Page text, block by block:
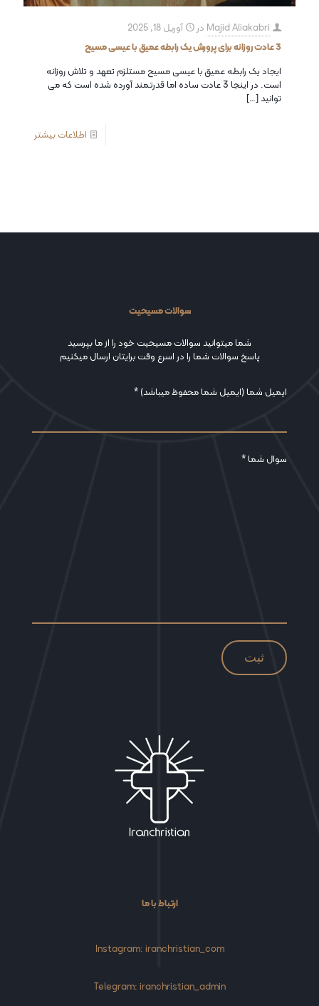
Majid Aliakabri در
آوریل 18, 2025
3 عادت روزانه برای پرورش یک رابطه عمیق با عیسی مسیح
ایجاد یک رابطه عمیق با عیسی مسیح مستلزم تعهد و تلاش روزانه
است. در اینجا 3 عادت ساده اما قدرتمند آورده شده است که می
توانید[…]
اطلاعات بیشتر
سوالات مسیحیت
شما میتوانید سوالات مسیحیت خود را از ما بپرسید
پاسخ سوالات شما را در اسرع وقت برایتان ارسال میکنیم
ایمیل شما (ایمیل شما محفوظ میباشد) *
سوال شما *
ارتباط با ما
Instagram: iranchristian_com
Telegram: iranchristian_admin